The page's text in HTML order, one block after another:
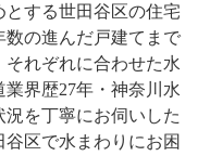
する世田谷区の住宅
の進んだ戸建てまで
れぞれに合わせた水
界歴27年・神奈川水
を丁寧にお伺いした
区で水まわりにお困